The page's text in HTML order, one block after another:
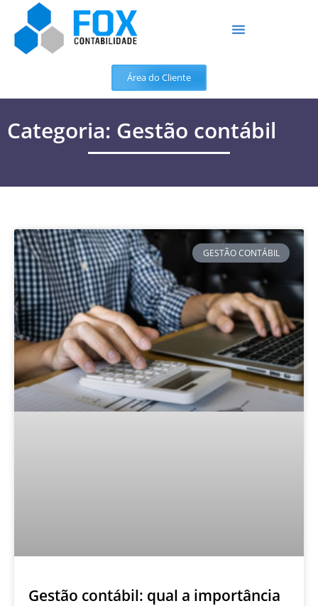
Área do Cliente
Categoria: Gestão contábil
GESTÃO CONTÁBIL
Gestão contábil: qual a importância